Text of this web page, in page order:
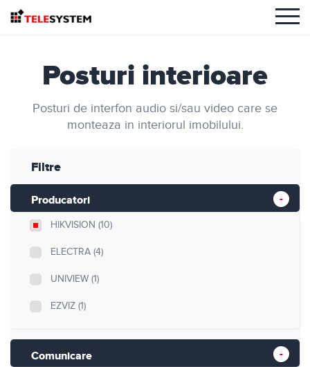
Posturi interioare
Posturi de interfon audio si/sau video care se
monteaza in interiorul imobilului.
Filtre
Producatori
HIKVISION (10)
ELECTRA (4)
UNIVIEW (1)
EZVIZ (1)
Comunicare